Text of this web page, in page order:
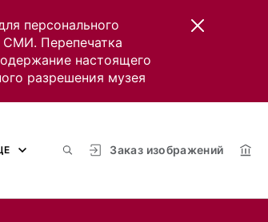
персонального
СМИ. Перепечатка
настоящего
разрешения музея
Заказ изображений